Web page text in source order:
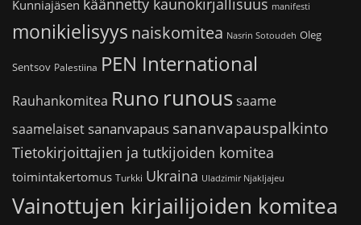
Kunniajäsen käännetty kaunokirjallisuus manifesti
monikielisyys naiskomitea Nasrin Sotoudeh Oleg
Sentsov Palestiina PEN International
Rauhankomitea Runo runoussaame
saamelaiset sananvapaus sananvapauspalkinto
Tietokirjoittajien ja tutkijoiden komitea
toimintakertomus Turkki Ukraina Uladzimir Njakljajeu
Vainottujen kirjailijoiden komitea